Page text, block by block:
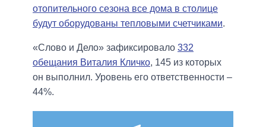
отопительного сезона все дома в столице
будут оборудованы тепловыми счетчиками.
«Слово и Дело» зафиксировало 332
обещания Виталия Кличко, 145 из которых
он выполнил. Уровень его ответственности –
44%.